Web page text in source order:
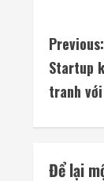
C
o
Previous:
Startup
tranh
Để lại